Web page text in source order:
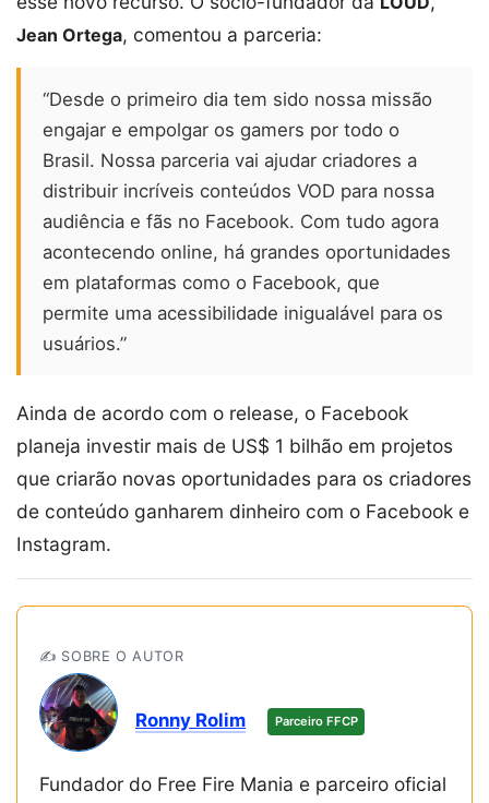
Jean Ortega, comentou a parceria:
“Desde o primeiro dia tem sido nossa missão
engajar e empolgar os gamers por todo o
Brasil. Nossa parceria vai ajudar criadores a
distribuir incríveis conteúdos VOD para nossa
audiência e fãs no Facebook. Com tudo agora
acontecendo online, há grandes oportunidades
em plataformas como o Facebook, que
permite uma acessibilidade inigualável para os
usuários.”
Ainda de acordo com o release, o Facebook
planeja investir mais de US$ 1 bilhão em projetos
que criarão novas oportunidades para os criadores
de conteúdo ganharem dinheiro com o Facebook e
Instagram.
✍️ SOBRE O AUTOR
Ronny Rolim Parceiro FFCP
Fundador do Free Fire Mania e parceiro oficial